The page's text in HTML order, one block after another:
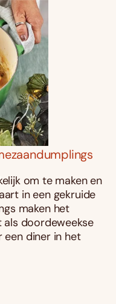
om te maken en
in een gekruide
maken het
als doordeweekse
een diner in het